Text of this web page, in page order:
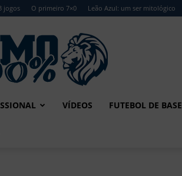
jogos O primeiro 7×0 Leão Azul: um ser mitológico
Remo
VÍDEOS FUTEBOL DE BASE